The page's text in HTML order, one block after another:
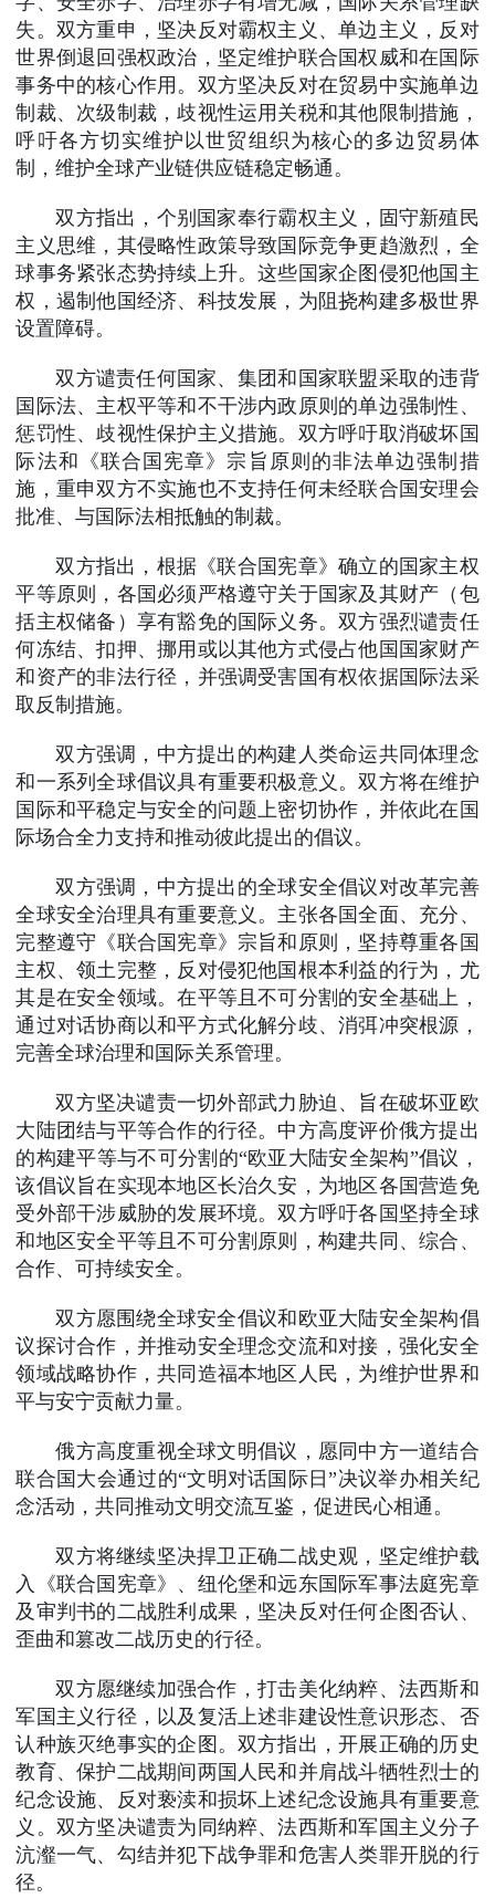
失。双方重申，坚决反对霸权主义、单边主义，反对
世界倒退回强权政治，坚定维护联合国权威和在国际
事务中的核心作用。双方坚决反对在贸易中实施单边
制裁、次级制裁，歧视性运用关税和其他限制措施，
呼吁各方切实维护以世贸组织为核心的多边贸易体
制，维护全球产业链供应链稳定畅通。
双方指出，个别国家奉行霸权主义，固守新殖民
主义思维，其侵略性政策导致国际竞争更趋激烈，全
球事务紧张态势持续上升。这些国家企图侵犯他国主
权，遏制他国经济、科技发展，为阻挠构建多极世界
设置障碍。
双方谴责任何国家、集团和国家联盟采取的违背
国际法、主权平等和不干涉内政原则的单边强制性、
惩罚性、歧视性保护主义措施。双方呼吁取消破坏国
际法和《联合国宪章》宗旨原则的非法单边强制措
施，重申双方不实施也不支持任何未经联合国安理会
批准、与国际法相抵触的制裁。
双方指出，根据《联合国宪章》确立的国家主权
平等原则，各国必须严格遵守关于国家及其财产（包
括主权储备）享有豁免的国际义务。双方强烈谴责任
何冻结、扣押、挪用或以其他方式侵占他国国家财产
和资产的非法行径，并强调受害国有权依据国际法采
取反制措施。
双方强调，中方提出的构建人类命运共同体理念
和一系列全球倡议具有重要积极意义。双方将在维护
国际和平稳定与安全的问题上密切协作，并依此在国
际场合全力支持和推动彼此提出的倡议。
双方强调，中方提出的全球安全倡议对改革完善
全球安全治理具有重要意义。主张各国全面、充分、
完整遵守《联合国宪章》宗旨和原则，坚持尊重各国
主权、领土完整，反对侵犯他国根本利益的行为，尤
其是在安全领域。在平等且不可分割的安全基础上，
通过对话协商以和平方式化解分歧、消弭冲突根源，
完善全球治理和国际关系管理。
双方坚决谴责一切外部武力胁迫、旨在破坏亚欧
大陆团结与平等合作的行径。中方高度评价俄方提出
的构建平等与不可分割的“欧亚大陆安全架构”倡议，
该倡议旨在实现本地区长治久安，为地区各国营造免
受外部干涉威胁的发展环境。双方呼吁各国坚持全球
和地区安全平等且不可分割原则，构建共同、综合、
合作、可持续安全。
双方愿围绕全球安全倡议和欧亚大陆安全架构倡
议探讨合作，并推动安全理念交流和对接，强化安全
领域战略协作，共同造福本地区人民，为维护世界和
平与安宁贡献力量。
俄方高度重视全球文明倡议，愿同中方一道结合
联合国大会通过的“文明对话国际日”决议举办相关纪
念活动，共同推动文明交流互鉴，促进民心相通。
双方将继续坚决捍卫正确二战史观，坚定维护载
入《联合国宪章》、纽伦堡和远东国际军事法庭宪章
及审判书的二战胜利成果，坚决反对任何企图否认、
歪曲和篡改二战历史的行径。
双方愿继续加强合作，打击美化纳粹、法西斯和
军国主义行径，以及复活上述非建设性意识形态、否
认种族灭绝事实的企图。双方指出，开展正确的历史
教育、保护二战期间两国人民和并肩战斗牺牲烈士的
纪念设施、反对亵渎和损坏上述纪念设施具有重要意
义。双方坚决谴责为同纳粹、法西斯和军国主义分子
沆瀣一气、勾结并犯下战争罪和危害人类罪开脱的行
径。